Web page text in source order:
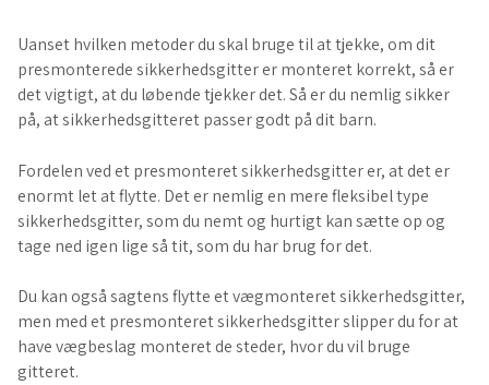
Uanset hvilken metoder du skal bruge til at tjekke, om dit
presmonterede sikkerhedsgitter er monteret korrekt, så er
det vigtigt, at du løbende tjekker det. Så er du nemlig sikker
på, at sikkerhedsgitteret passer godt på dit barn.
Fordelen ved et presmonteret sikkerhedsgitter er, at det er
enormt let at flytte. Det er nemlig en mere fleksibel type
sikkerhedsgitter, som du nemt og hurtigt kan sætte op og
tage ned igen lige så tit, som du har brug for det.
Du kan også sagtens flytte et vægmonteret sikkerhedsgitter,
men med et presmonteret sikkerhedsgitter slipper du for at
have vægbeslag monteret de steder, hvor du vil bruge
gitteret.